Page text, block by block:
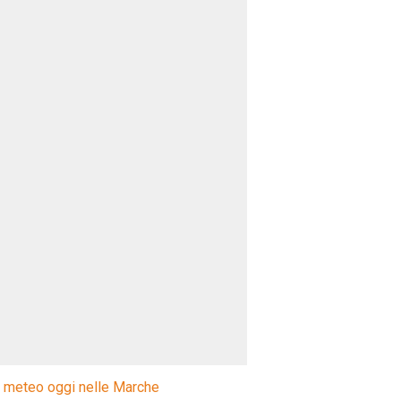
meteo oggi nelle Marche